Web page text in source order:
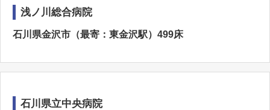
浅ノ川総合病院
石川県金沢市（最寄：東金沢駅）499床
石川県立中央病院